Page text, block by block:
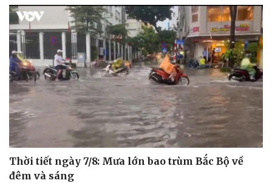
Du lịch
Tư vấn
Săn Tour
check-in
Podcast
Câu chuyện thời sự
Đọc truyện đêm khuya
Cửa sổ tình yêu
Kể chuyện cho bé
Hạt giống tâm hồn
Thời tiết ngày 7/8: Mưa lớn bao trùm Bắc Bộ về
đêm và sáng